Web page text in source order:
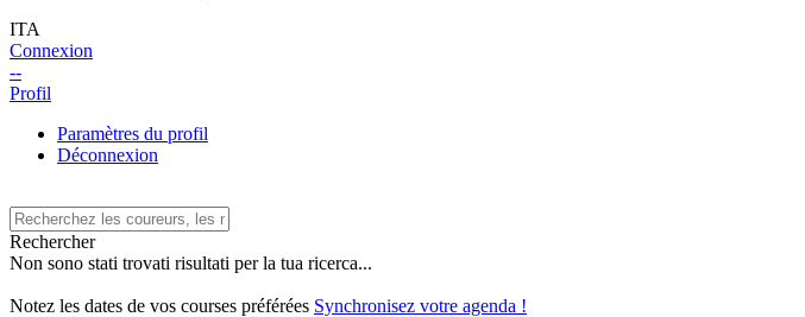
ITA
Connexion
--
Profil
Paramètres du profil
Déconnexion
Rechercher
Non sono stati trovati risultati per la tua ricerca...
Notez les dates de vos courses préférées Synchronisez votre agenda !